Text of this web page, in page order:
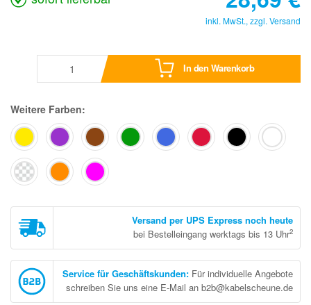
inkl. MwSt., zzgl. Versand
In den Warenkorb
Weitere Farben:
Versand per UPS Express noch heute
bei Bestelleingang werktags bis 13 Uhr2
Service für Geschäftskunden: Für individuelle Angebote
schreiben Sie uns eine E-Mail an b2b@kabelscheune.de